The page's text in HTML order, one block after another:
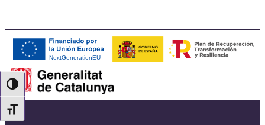
Toggle High Contrast
Toggle Font size